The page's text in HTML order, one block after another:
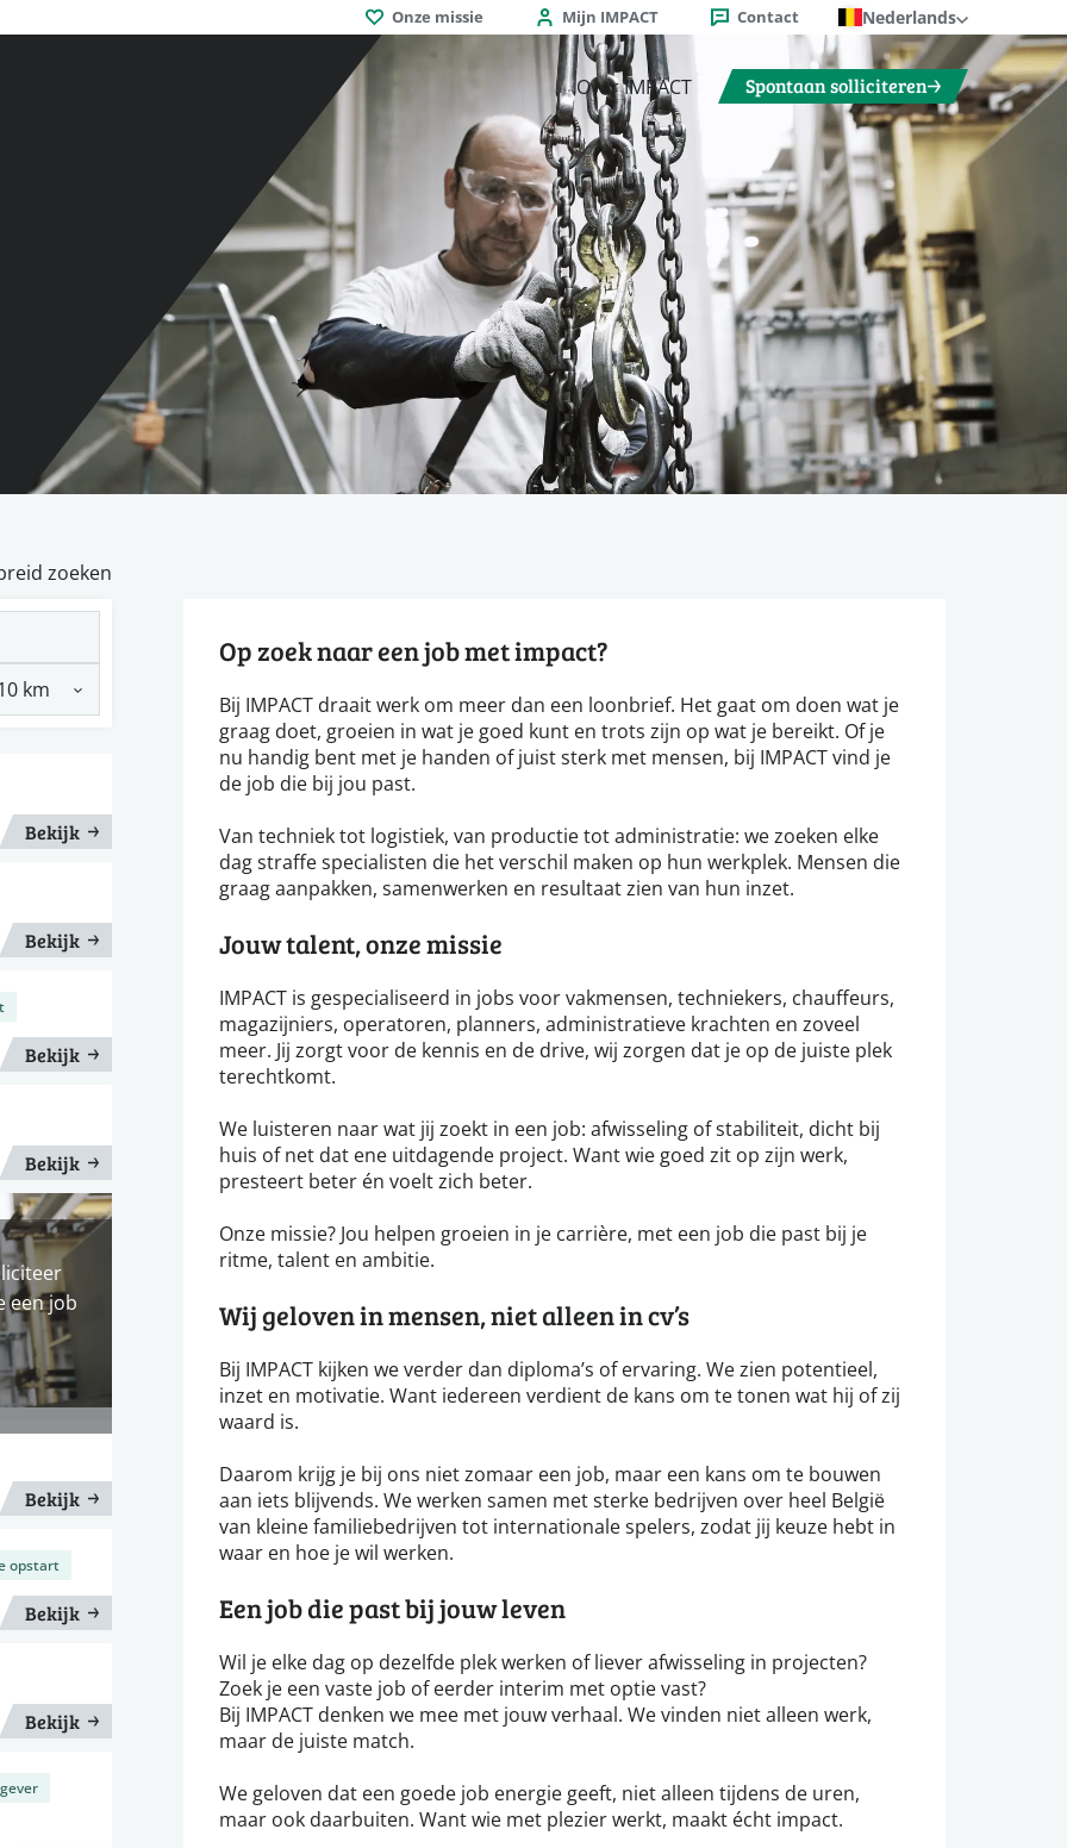
Onze missie Mijn IMPACT Contact Nederlands
Over IMPACT Spontaan solliciteren
zoeken
Bekijk
Bekijk
Bekijk
Bekijk
een job
Bekijk
opstart
Bekijk
Bekijk
Op zoek naar een job met impact?
Bij IMPACT draait werk om meer dan een loonbrief. Het gaat om doen wat je
graag doet, groeien in wat je goed kunt en trots zijn op wat je bereikt. Of je
nu handig bent met je handen of juist sterk met mensen, bij IMPACT vind je
de job die bij jou past.
Van techniek tot logistiek, van productie tot administratie: we zoeken elke
dag straffe specialisten die het verschil maken op hun werkplek. Mensen die
graag aanpakken, samenwerken en resultaat zien van hun inzet.
Jouw talent, onze missie
IMPACT is gespecialiseerd in jobs voor vakmensen, techniekers, chauffeurs,
magazijniers, operatoren, planners, administratieve krachten en zoveel
meer. Jij zorgt voor de kennis en de drive, wij zorgen dat je op de juiste plek
terechtkomt.
We luisteren naar wat jij zoekt in een job: afwisseling of stabiliteit, dicht bij
huis of net dat ene uitdagende project. Want wie goed zit op zijn werk,
presteert beter én voelt zich beter.
Onze missie? Jou helpen groeien in je carrière, met een job die past bij je
ritme, talent en ambitie.
Wij geloven in mensen, niet alleen in cv’s
Bij IMPACT kijken we verder dan diploma’s of ervaring. We zien potentieel,
inzet en motivatie. Want iedereen verdient de kans om te tonen wat hij of zij
waard is.
Daarom krijg je bij ons niet zomaar een job, maar een kans om te bouwen
aan iets blijvends. We werken samen met sterke bedrijven over heel België
van kleine familiebedrijven tot internationale spelers, zodat jij keuze hebt in
waar en hoe je wil werken.
Een job die past bij jouw leven
Wil je elke dag op dezelfde plek werken of liever afwisseling in projecten?
Zoek je een vaste job of eerder interim met optie vast?
Bij IMPACT denken we mee met jouw verhaal. We vinden niet alleen werk,
maar de juiste match.
We geloven dat een goede job energie geeft, niet alleen tijdens de uren,
maar ook daarbuiten. Want wie met plezier werkt, maakt écht impact.